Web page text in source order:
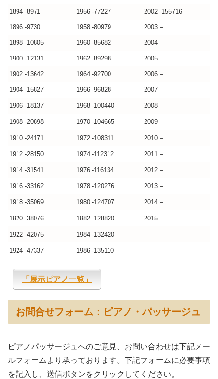
1894 -8971 1956 -77227 2002 -155716
1896 -9730 1958 -80979 2003 –
1898 -10805 1960 -85682 2004 –
1900 -12131 1962 -89298 2005 –
1902 -13642 1964 -92700 2006 –
1904 -15827 1966 -96828 2007 –
1906 -18137 1968 -100440 2008 –
1908 -20898 1970 -104665 2009 –
1910 -24171 1972 -108311 2010 –
1912 -28150 1974 -112312 2011 –
1914 -31541 1976 -116134 2012 –
1916 -33162 1978 -120276 2013 –
1918 -35069 1980 -124707 2014 –
1920 -38076 1982 -128820 2015 –
1922 -42075 1984 -132420
1924 -47337 1986 -135110
「展示ピアノ一覧」
お問合せフォーム：ピアノ・パッサージュ
ピアノパッサージュへのご意見、お問い合わせは下記メー
ルフォームより承っております。下記フォームに必要事項
を記入し、送信ボタンをクリックしてください。